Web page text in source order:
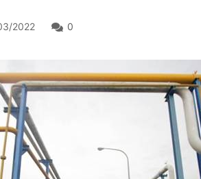
2022 0